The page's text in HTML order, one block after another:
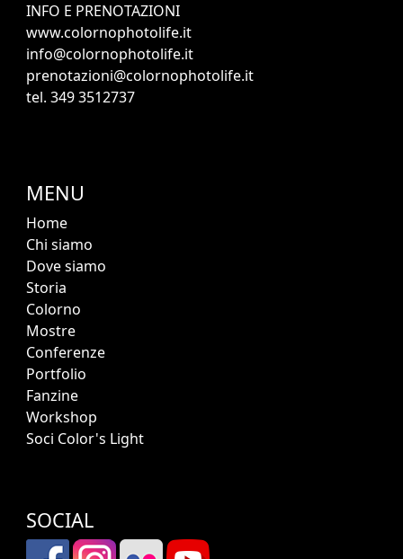
INFO E PRENOTAZIONI
www.colornophotolife.it
info@colornophotolife.it
prenotazioni@colornophotolife.it
tel. 349 3512737
MENU
Home
Chi siamo
Dove siamo
Storia
Colorno
Mostre
Conferenze
Portfolio
Fanzine
Workshop
Soci Color's Light
SOCIAL